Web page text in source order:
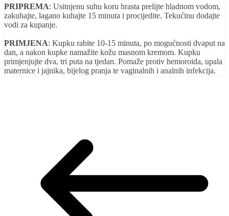
PRIPREMA: Usitnjenu suhu koru hrasta prelijte hladnom vodom,
zakuhajte, lagano kuhajte 15 minuta i procijedite. Tekućinu dodajte
vodi za kupanje.
PRIMJENA: Kupku rabite 10-15 minuta, po mogućnosti dvaput na
dan, a nakon kupke namažite kožu masnom kremom. Kupku
primjenjujte dva, tri puta na tjedan. Pomaže protiv hemoroida, upala
maternice i jajnika, bijelog pranja te vaginalnih i analnih infekcija.